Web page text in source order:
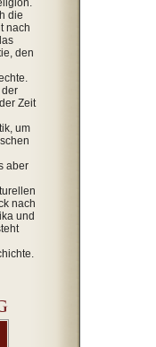
die
nach
den
der
Zeit
um
aber
nach
und